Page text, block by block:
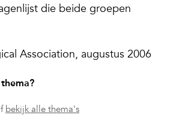
die beide groepen
Association, augustus 2006
bekijk alle thema's